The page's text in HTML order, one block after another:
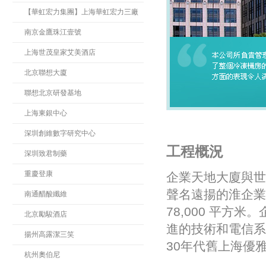
【華虹宏力集團】上海華虹宏力三廠
南京金鷹珠江壹號
上海世茂皇家艾美酒店
北京聯想大廈
聯想北京研發基地
上海東銀中心
深圳創維數字研究中心
深圳致君制藥
重慶登康
南通醋酸纖維
北京勵駿酒店
揚州高露潔三笑
杭州奧伯尼
工程概況
企業天地大廈與
聲名遠揚的淮企
78,000 平方米。
進的技術和電信
30年代舊上海優